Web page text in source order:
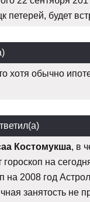
петерей, будет
хотя обычно
Костомукша, в
гороскоп на
на 2008 год
занятость не